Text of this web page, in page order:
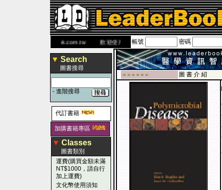
www.leaderbook.com.tw歡迎使用 國民旅遊卡！！
帳號 密碼
▼ Search
圖書搜尋
- 進階搜尋
代訂書籍
加購書籍專區
▼ Classes
圖書類別
運費(購買金額未滿
NT$1000，請自行
加上運費)
文化幣使用須知
-■ ■ ■ ■ ■ ■ 圖 書 介 紹